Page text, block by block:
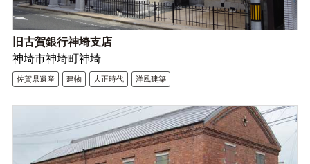
旧古賀銀行神埼支店
神埼市神埼町神埼
佐賀県遺産 建物 大正時代 洋風建築